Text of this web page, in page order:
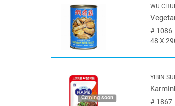
WU
# 1086
48 X
Coming soon
YIBIN
# 1867